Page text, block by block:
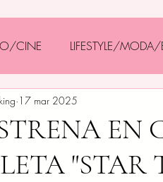
CINE LIFESTYLE/MODA/
MAMÁS Y BEBÉS
EN
"STAR
17 mar 2025